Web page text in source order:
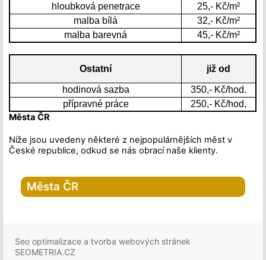
hloubková penetrace
25,- Kč/m²
malba bílá
32,- Kč/m²
malba barevná
45,- Kč/m²
Ostatní již od
hodinová sazba
350,- Kč/hod.
přípravné práce
250,- Kč/hod,
Města ČR
Níže jsou uvedeny některé z nejpopulárnějších měst v
České republice, odkud se nás obrací naše klienty.
Města ČR
Praha-1
Praha-2
Seo optimalizace a tvorba webových stránek
SEOMETRIA.CZ